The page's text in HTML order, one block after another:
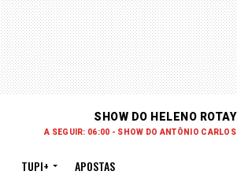
SHOW DO HELENO ROTAY
A SEGUIR: 06:00 - SHOW DO ANTÔNIO CARLOS
TUPI+ APOSTAS